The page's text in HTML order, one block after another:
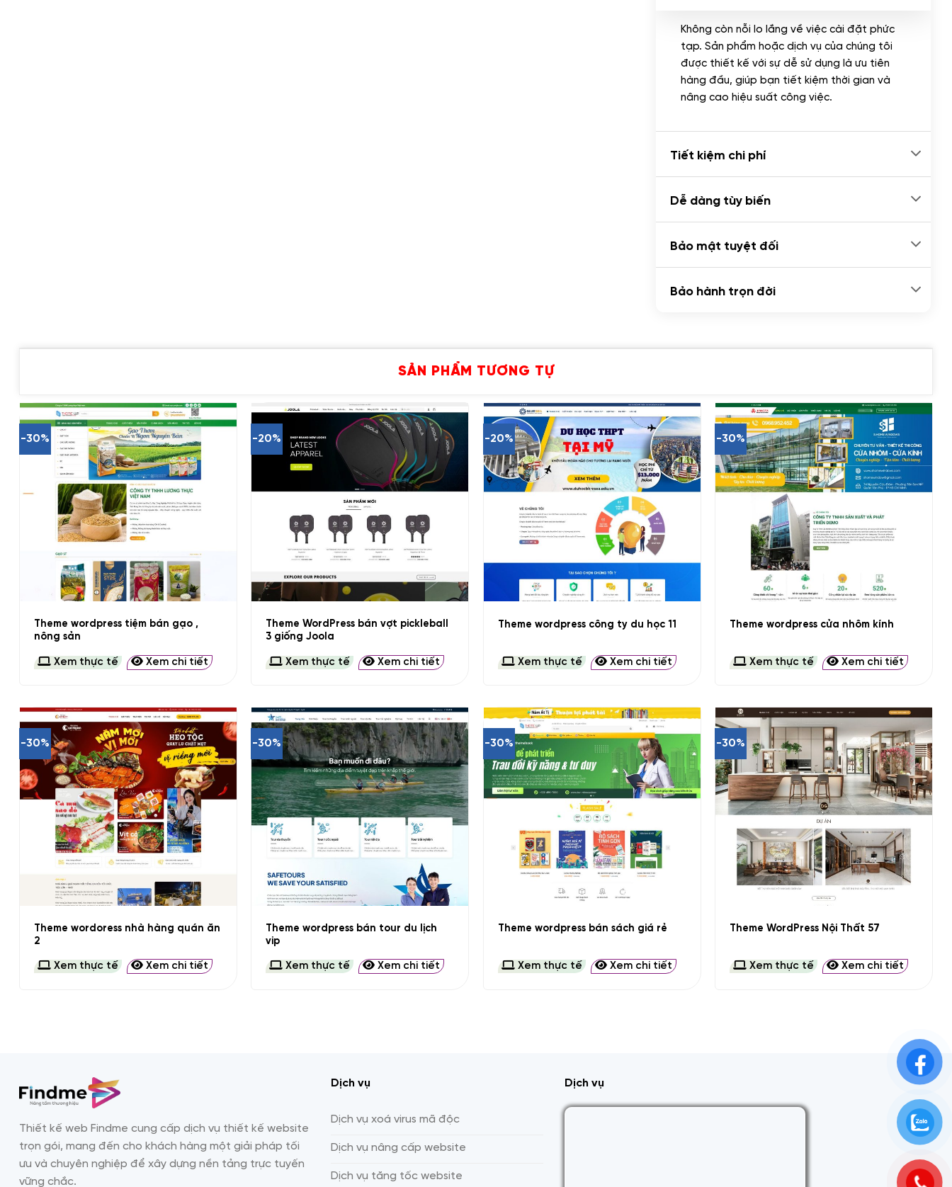
Không còn nỗi lo lắng về việc cài đặt phức
tạp. Sản phẩm hoặc dịch vụ của chúng tôi
được thiết kế với sự dễ sử dụng là ưu tiên
hàng đầu, giúp bạn tiết kiệm thời gian và
nâng cao hiệu suất công việc.
Tiết kiệm chi phí
Dễ dàng tùy biến
Bảo mật tuyệt đối
Bảo hành trọn đời
SẢN PHẨM TƯƠNG TỰ
-30%
Theme wordpress tiệm bán gạo ,
nông sản
Xem thực tế Xem chi tiết
-20%
+
Theme WordPress bán vợt pickleball
3 giống Joola
Xem thực tế Xem chi tiết
-20%
Theme wordpress công ty du học 11
Xem thực tế Xem chi tiết
-30%
Theme wordpress cửa nhôm kính
Xem thực tế Xem chi tiết
-30%
Theme wordoress nhà hàng quán ăn
2
Xem thực tế Xem chi tiết
-30%
Theme wordpress bán tour du lịch
vip
Xem thực tế Xem chi tiết
-30%
Theme wordpress bán sách giá rẻ
Xem thực tế Xem chi tiết
-30%
Theme WordPress Nội Thất 57
Xem thực tế Xem chi tiết
Thiết kế web Findme cung cấp dịch vụ thiết kế website
trọn gói, mang đến cho khách hàng một giải pháp tối
ưu và chuyên nghiệp để xây dựng nền tảng trực tuyến
vững chắc.
Dịch vụ
Dịch vụ xoá virus mã độc
Dịch vụ nâng cấp website
Dịch vụ tăng tốc website
Dịch vụ